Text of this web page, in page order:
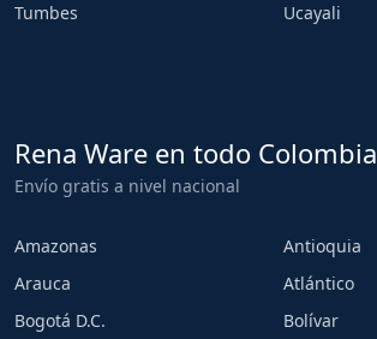
Tumbes
Ucayali
Rena Ware en todo Colombia
Envío gratis a nivel nacional
Amazonas
Antioquia
Arauca
Atlántico
Bogotá D.C.
Bolívar